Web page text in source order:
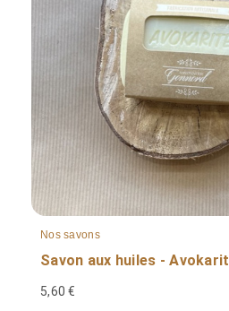
Nos savons
Savon aux huiles -
5,60 €